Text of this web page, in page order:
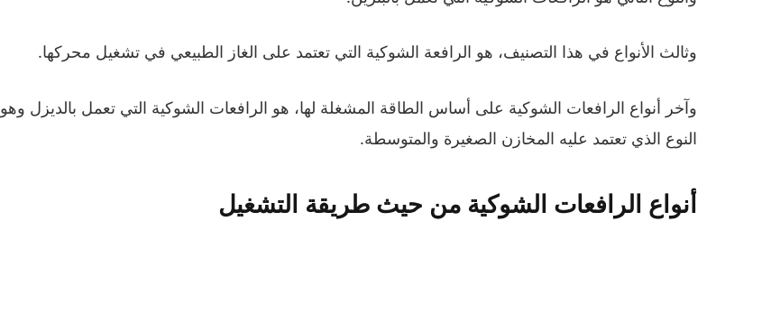
وثالث الأنواع في هذا التصنيف، هو الرافعة الشوكية التي تعتمد على الغاز الطبيعي في تشغيل محركها.
وآخر أنواع الرافعات الشوكية على أساس الطاقة المشغلة لها، هو الرافعات الشوكية التي تعمل بالديزل وهو
النوع الذي تعتمد عليه المخازن الصغيرة والمتوسطة.
أنواع الرافعات الشوكية من حيث طريقة التشغيل